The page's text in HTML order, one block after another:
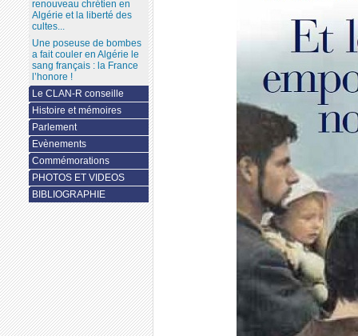
renouveau chrétien en
Algérie et la liberté des
cultes...
Une poseuse de bombes
a fait couler en Algérie le
sang français : la France
l’honore !
Le CLAN-R conseille
Histoire et mémoires
Parlement
Evènements
Commémorations
PHOTOS ET VIDEOS
BIBLIOGRAPHIE